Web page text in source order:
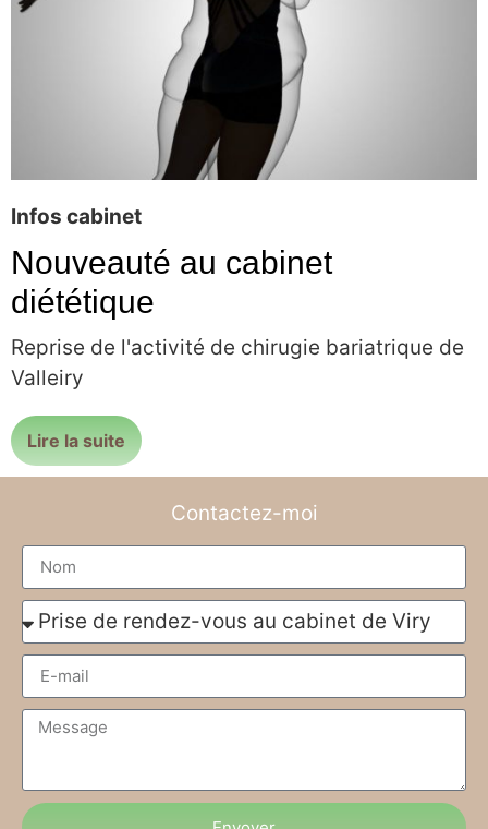
Infos cabinet
Nouveauté au cabinet
diététique
Reprise de l'activité de chirugie bariatrique de
Valleiry
Lire la suite
Contactez-moi